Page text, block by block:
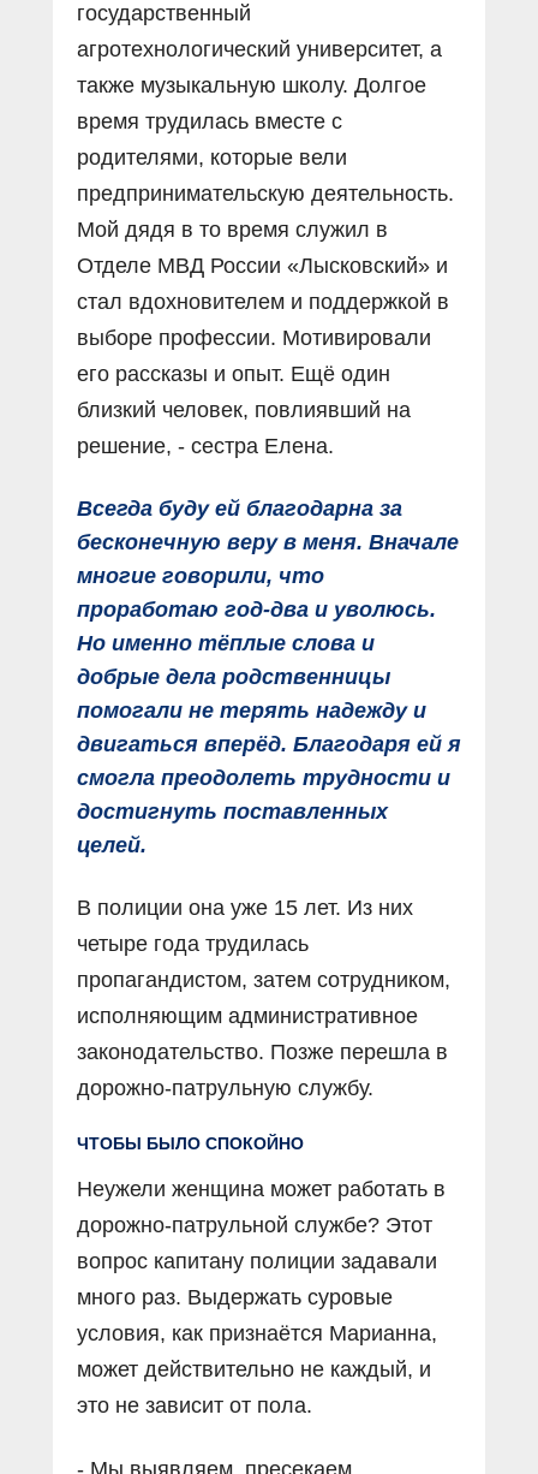
государственный
агротехнологический университет, а
также музыкальную школу. Долгое
время трудилась вместе с
родителями, которые вели
предпринимательскую деятельность.
Мой дядя в то время служил в
Отделе МВД России «Лысковский» и
стал вдохновителем и поддержкой в
выборе профессии. Мотивировали
его рассказы и опыт. Ещё один
близкий человек, повлиявший на
решение, - сестра Елена.
Всегда буду ей благодарна за
бесконечную веру в меня. Вначале
многие говорили, что
проработаю год-два и уволюсь.
Но именно тёплые слова и
добрые дела родственницы
помогали не терять надежду и
двигаться вперёд. Благодаря ей я
смогла преодолеть трудности и
достигнуть поставленных
целей.
В полиции она уже 15 лет. Из них
четыре года трудилась
пропагандистом, затем сотрудником,
исполняющим административное
законодательство. Позже перешла в
дорожно-патрульную службу.
ЧТОБЫ БЫЛО СПОКОЙНО
Неужели женщина может работать в
дорожно-патрульной службе? Этот
вопрос капитану полиции задавали
много раз. Выдержать суровые
условия, как признаётся Марианна,
может действительно не каждый, и
это не зависит от пола.